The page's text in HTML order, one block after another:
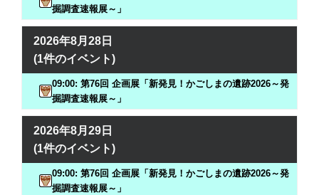
掘調査速報展～」
2026年8月28日
(1件のイベント)
09:00: 第76回 企画展「新発見！かごしまの遺跡2026～発
掘調査速報展～」
2026年8月29日
(1件のイベント)
09:00: 第76回 企画展「新発見！かごしまの遺跡2026～発
掘調査速報展～」